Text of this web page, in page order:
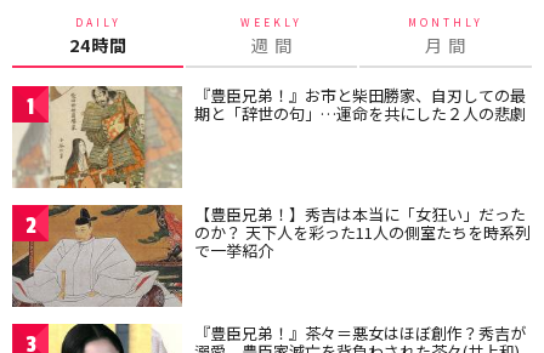
DAILY
24時間
WEEKLY
週 間
MONTHLY
月 間
1 『豊臣兄弟！』お市と柴田勝家、自刃しての最
期と「辞世の句」…運命を共にした２人の悲劇
2 【豊臣兄弟！】秀吉は本当に「女狂い」だった
のか？ 天下人を彩った11人の側室たちを時系列
で一挙紹介
3 『豊臣兄弟！』茶々＝悪女はほぼ創作？秀吉が